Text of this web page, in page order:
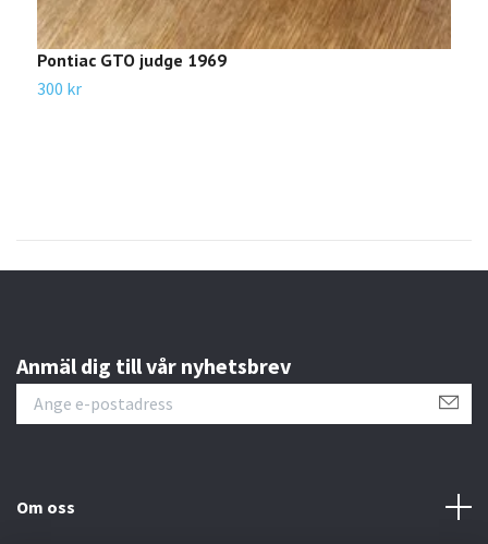
Pontiac GTO judge 1969
300 kr
Anmäl dig till vår nyhetsbrev
Om oss